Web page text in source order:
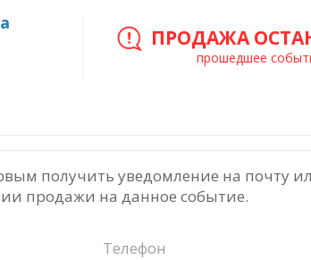
ПРОДАЖА
прошедшее
получить уведомление на почту
продажи на данное событие.
Телефон